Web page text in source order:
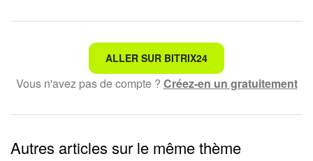
Ce n'est pas ce que je recherche
Texte compliqué et incompréhensible
Les informations sont obsolètes
Trop court, j'ai besoin de plus d'informations
ALLER SUR BITRIX24
Vous n'avez pas de compte ? Créez-en un gratuitement
Autres articles sur le même thème